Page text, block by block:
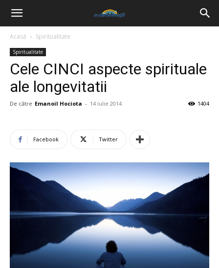
Acasă Spiritualitate
Spiritualitate
Cele CINCI aspecte spirituale
ale longevitatii
De către Emanoil Hociota - 14 iulie 2014 1404
Facebook Twitter